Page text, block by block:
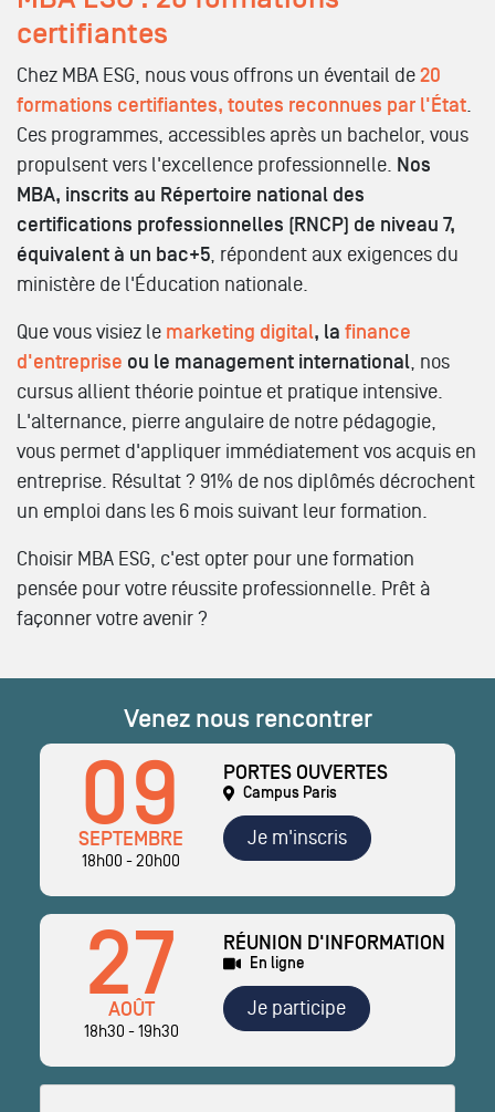
certifiantes
Chez MBA ESG, nous vous offrons un éventail de 20
formations certifiantes, toutes reconnues par l'État.
Ces programmes, accessibles après un bachelor, vous
propulsent vers l'excellence professionnelle. Nos
MBA, inscrits au Répertoire national des
certifications professionnelles (RNCP) de niveau 7,
équivalent à un bac+5, répondent aux exigences du
ministère de l'Éducation nationale.
Que vous visiez le marketing digital, la finance
d'entreprise ou le management international, nos
cursus allient théorie pointue et pratique intensive.
L'alternance, pierre angulaire de notre pédagogie,
vous permet d'appliquer immédiatement vos acquis en
entreprise. Résultat ? 91% de nos diplômés décrochent
un emploi dans les 6 mois suivant leur formation.
Choisir MBA ESG, c'est opter pour une formation
pensée pour votre réussite professionnelle. Prêt à
façonner votre avenir ?
Venez nous rencontrer
09
SEPTEMBRE
18h00 - 20h00
PORTES OUVERTES
Campus Paris
Je m'inscris
27
AOÛT
18h30 - 19h30
RÉUNION D'INFORMATION
En ligne
Je participe